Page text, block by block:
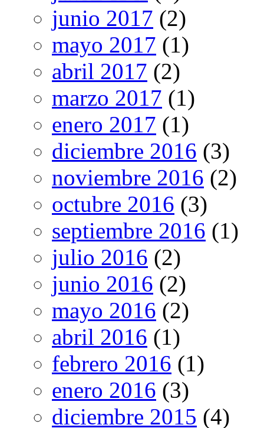
junio 2017 (2)
mayo 2017 (1)
abril 2017 (2)
marzo 2017 (1)
enero 2017 (1)
diciembre 2016 (3)
noviembre 2016 (2)
octubre 2016 (3)
septiembre 2016 (1)
julio 2016 (2)
junio 2016 (2)
mayo 2016 (2)
abril 2016 (1)
febrero 2016 (1)
enero 2016 (3)
diciembre 2015 (4)